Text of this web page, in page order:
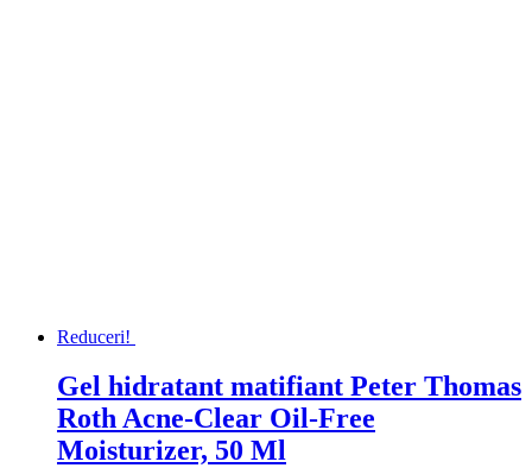
Reduceri!
Gel hidratant matifiant Peter Thomas
Roth Acne-Clear Oil-Free
Moisturizer, 50 Ml